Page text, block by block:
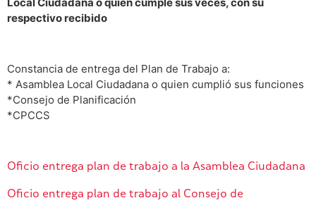
respectivo recibido
Constancia de entrega del Plan de Trabajo a:
* Asamblea Local Ciudadana o quien cumplió sus funciones
*Consejo de Planificación
*CPCCS
Oficio entrega plan de trabajo a la Asamblea Ciudadana
Oficio entrega plan de trabajo al Consejo de